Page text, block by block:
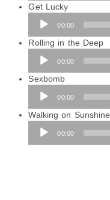
Get Lucky
Audio-
Player
00:00
Rolling in the Deep
Audio-
Player
00:00
Sexbomb
Audio-
Player
00:00
Walking on Sunshine
Audio-
Player
00:00